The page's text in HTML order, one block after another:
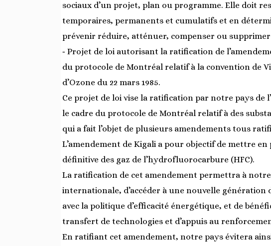
sociaux d’un projet, plan ou programme. Elle doit
temporaires, permanents et cumulatifs et en
prévenir réduire, atténuer, compenser ou
‐ Projet de loi autorisant la ratification de
du protocole de Montréal relatif à la convention de
d’Ozone du 22 mars 1985.
Ce projet de loi vise la ratification par notre pays de
le cadre du protocole de Montréal relatif à des
qui a fait l’objet de plusieurs amendements tous
L’amendement de Kigali a pour objectif de mettre
définitive des gaz de l’hydrofluorocarbure (HFC).
La ratification de cet amendement permettra à
internationale, d’accéder à une nouvelle génération
avec la politique d’efficacité énergétique, et de
transfert de technologies et d’appuis au
En ratifiant cet amendement, notre pays évitera